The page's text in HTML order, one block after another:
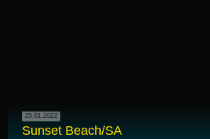
25.01.2022
Sunset Beach/SA